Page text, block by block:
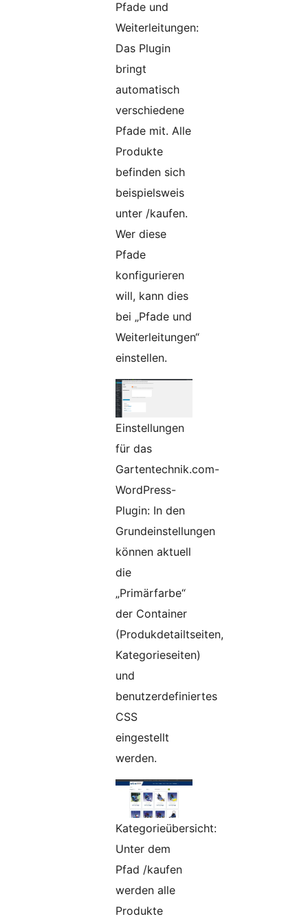
Pfade und
Weiterleitungen:
Das Plugin
bringt
automatisch
verschiedene
Pfade mit. Alle
Produkte
befinden sich
beispielsweis
unter /kaufen.
Wer diese
Pfade
konfigurieren
will, kann dies
bei „Pfade und
Weiterleitungen“
einstellen.
Einstellungen
für das
Gartentechnik.com-
WordPress-
Plugin: In den
Grundeinstellungen
können aktuell
die
„Primärfarbe“
der Container
(Produkdetailtseiten,
Kategorieseiten)
und
benutzerdefiniertes
CSS
eingestellt
werden.
Kategorieübersicht:
Unter dem
Pfad /kaufen
werden alle
Produkte